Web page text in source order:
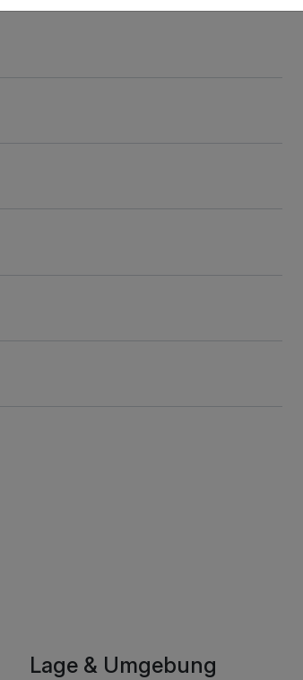
Lage & Umgebung